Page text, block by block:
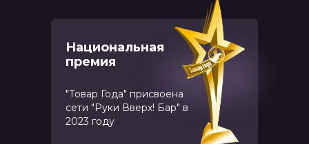
Национальная
премия
"Товар Года" присвоена
сети "Руки Вверх! Бар" в
2023 году